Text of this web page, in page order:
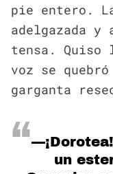
pie entero.
adelgazada y
tensa.
voz se
garganta
un